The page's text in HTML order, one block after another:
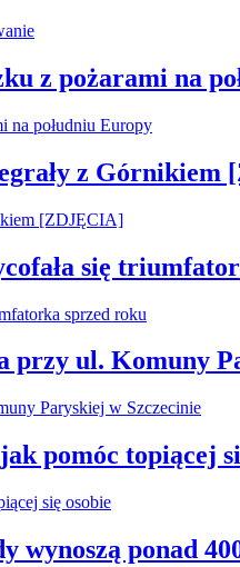
z pożarami na
z Górnikiem
się
przy ul. Komuny
pomóc topiącej
wynoszą ponad